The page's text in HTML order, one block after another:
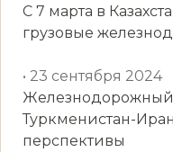
С 7 марта в
грузовые
• 23 сентября 2024
Железнодорожный
Туркменистан-
перспективы